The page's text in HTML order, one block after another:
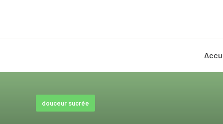
douceur sucrée